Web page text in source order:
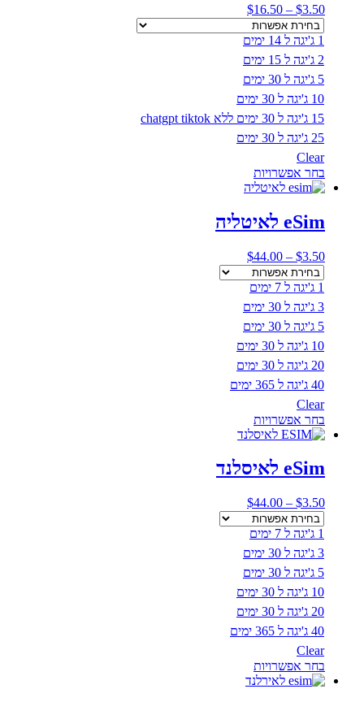
לבחור
את
האפשרויות
בעמוד
$3.50
–
$16.50 טווח
מחירים:
1 ג'יגה ל 14 ימים
2 ג'יגה ל 15 ימים
5 ג'יגה ל 30 ימים
10 ג'יגה ל 30 ימים
15 ג'יגה ל 30 ימים ללא chatgpt tiktok
25 ג'יגה ל 30 ימים
Clear
בחר אפשרויות
זה
מספר
סוגים.
לבחור
את
האפשרויות
בעמוד
eSim לאיטליה
$3.50
–
$44.00 טווח
מחירים:
1 ג'יגה ל 7 ימים
3 ג'יגה ל 30 ימים
5 ג'יגה ל 30 ימים
10 ג'יגה ל 30 ימים
20 ג'יגה ל 30 ימים
40 ג'יגה ל 365 ימים
Clear
בחר אפשרויות
זה
מספר
סוגים.
לבחור
את
האפשרויות
בעמוד
eSim לאיסלנד
$3.50
–
$44.00 טווח
מחירים:
1 ג'יגה ל 7 ימים
3 ג'יגה ל 30 ימים
5 ג'יגה ל 30 ימים
10 ג'יגה ל 30 ימים
20 ג'יגה ל 30 ימים
40 ג'יגה ל 365 ימים
Clear
בחר אפשרויות
זה